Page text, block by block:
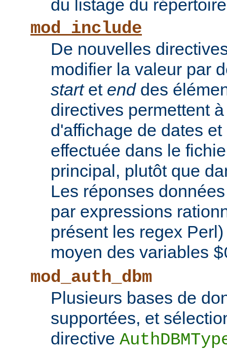
du listage du
mod_include
De nouvelles
modifier la valeur par
startet enddes
directives permettent
d'affichage de dates
effectuée dans le
principal, plutôt que
Les réponses
par expressions
présent les regex
moyen des variables
mod_auth_dbm
Plusieurs bases de
supportées, et
directive